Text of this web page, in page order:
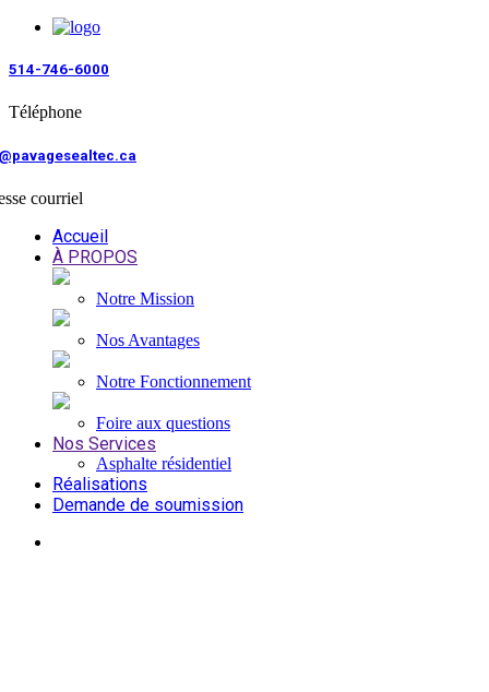
514-746-6000
Téléphone
courriel
Accueil
À PROPOS
Notre Mission
Nos Avantages
Notre Fonctionnement
Foire aux questions
Nos Services
Asphalte résidentiel
Réalisations
Demande de soumission